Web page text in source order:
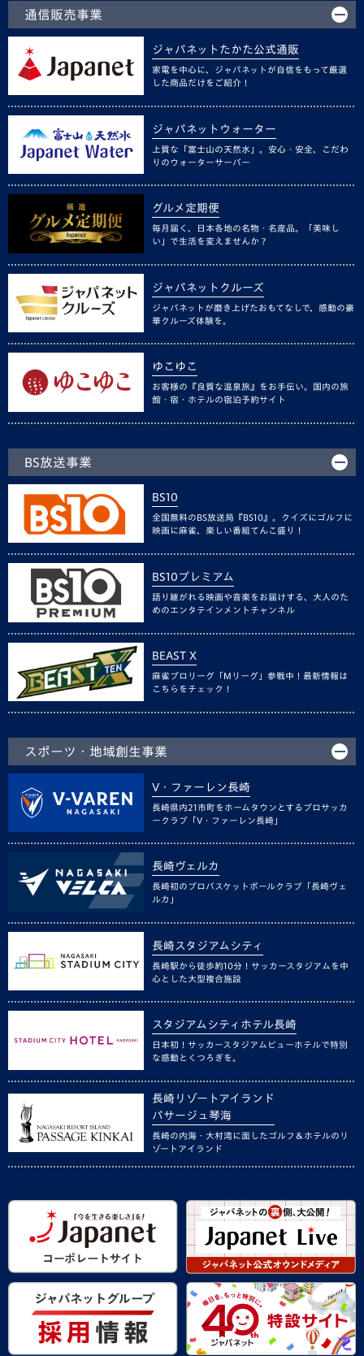
通信販売事業
ジャパネットたかた公式通販
家電を中心に、ジャパネットが自信をもって厳選
した商品だけをご紹介！
ジャパネットウォーター
上質な「富士山の天然水」。安心・安全、こだわ
りのウォーターサーバー
グルメ定期便
毎月届く、日本各地の名物・名産品。「美味し
い」で生活を変えませんか？
ジャパネットクルーズ
ジャパネットが磨き上げたおもてなしで、感動の豪
華クルーズ体験を。
ゆこゆこ
お客様の『良質な温泉旅』をお手伝い。国内の旅
館・宿・ホテルの宿泊予約サイト
BS放送事業
BS10
全国無料のBS放送局『BS10』。クイズにゴルフに
映画に麻雀、楽しい番組てんこ盛り！
BS10プレミアム
語り継がれる映画や音楽をお届けする、大人のた
めのエンタテインメントチャンネル
BEAST X
麻雀プロリーグ「Mリーグ」参戦中！最新情報は
こちらをチェック！
スポーツ・地域創生事業
V・ファーレン長崎
長崎県内21市町をホームタウンとするプロサッカ
ークラブ「V・ファーレン長崎」
長崎ヴェルカ
長崎初のプロバスケットボールクラブ「長崎ヴェ
ルカ」
長崎スタジアムシティ
長崎駅から徒歩約10分！サッカースタジアムを中
心とした大型複合施設
スタジアムシティホテル長崎
日本初！サッカースタジアムビューホテルで特別
な感動とくつろぎを。
長崎リゾートアイランド
パサージュ琴海
長崎の内海・大村湾に面したゴルフ＆ホテルのリ
ゾートアイランド